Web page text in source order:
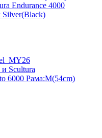
Endurance 4000
Silver(Black)
6000 Рама:M(54cm)